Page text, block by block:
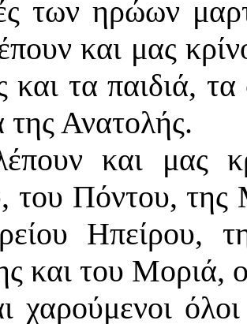
των ηρώων
και μας
και τα παιδιά,
Ανατολής.
και μας
του Πόντου, της
Ηπείρου,
και του Μοριά,
χαρούμενοι